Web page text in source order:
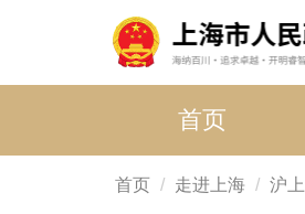
首页
首页 走进上海 沪